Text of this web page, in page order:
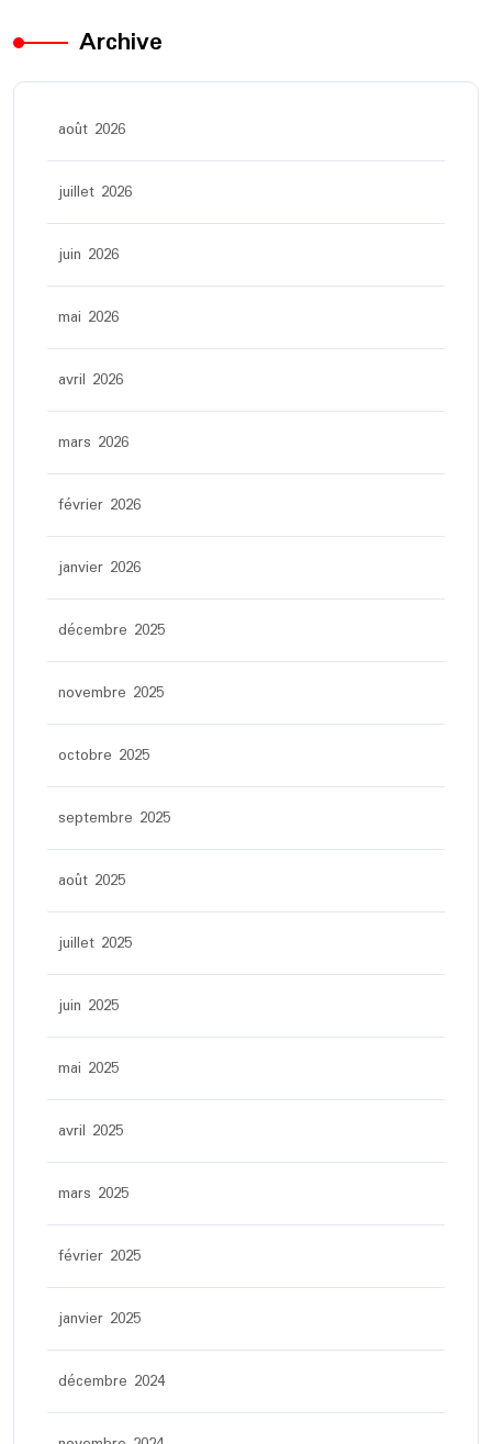
Archive
août 2026
juillet 2026
juin 2026
mai 2026
avril 2026
mars 2026
février 2026
janvier 2026
décembre 2025
novembre 2025
octobre 2025
septembre 2025
août 2025
juillet 2025
juin 2025
mai 2025
avril 2025
mars 2025
février 2025
janvier 2025
décembre 2024